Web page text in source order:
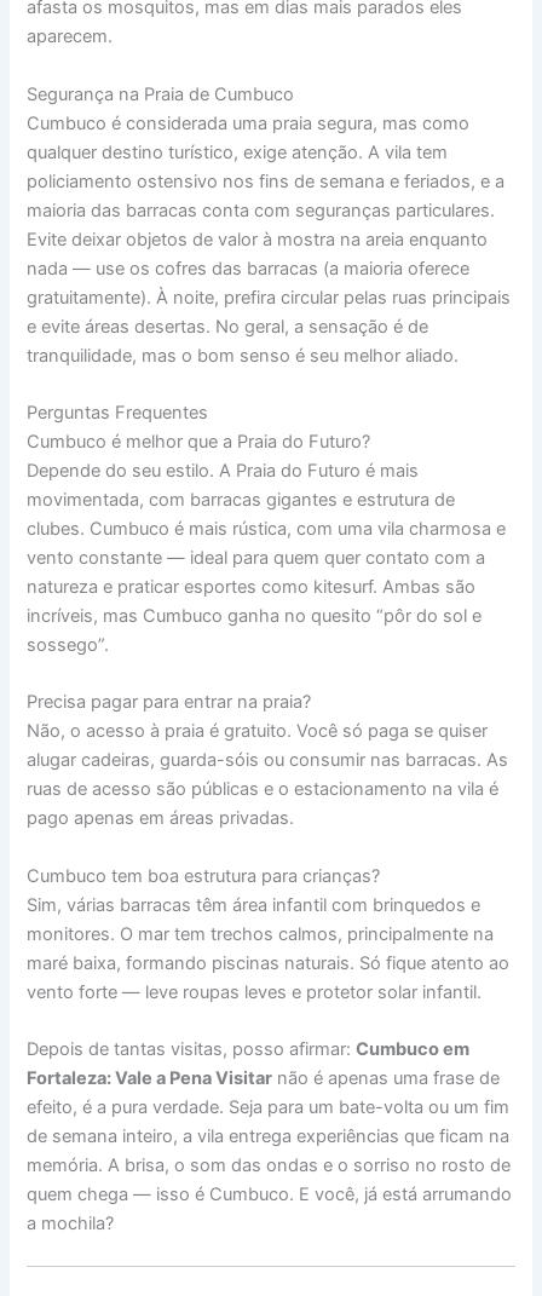
afasta os mosquitos, mas em dias mais parados eles
aparecem.
Segurança na Praia de Cumbuco
Cumbuco é considerada uma praia segura, mas como
qualquer destino turístico, exige atenção. A vila tem
policiamento ostensivo nos fins de semana e feriados, e a
maioria das barracas conta com seguranças particulares.
Evite deixar objetos de valor à mostra na areia enquanto
nada — use os cofres das barracas (a maioria oferece
gratuitamente). À noite, prefira circular pelas ruas principais
e evite áreas desertas. No geral, a sensação é de
tranquilidade, mas o bom senso é seu melhor aliado.
Perguntas Frequentes
Cumbuco é melhor que a Praia do Futuro?
Depende do seu estilo. A Praia do Futuro é mais
movimentada, com barracas gigantes e estrutura de
clubes. Cumbuco é mais rústica, com uma vila charmosa e
vento constante — ideal para quem quer contato com a
natureza e praticar esportes como kitesurf. Ambas são
incríveis, mas Cumbuco ganha no quesito “pôr do sol e
sossego”.
Precisa pagar para entrar na praia?
Não, o acesso à praia é gratuito. Você só paga se quiser
alugar cadeiras, guarda-sóis ou consumir nas barracas. As
ruas de acesso são públicas e o estacionamento na vila é
pago apenas em áreas privadas.
Cumbuco tem boa estrutura para crianças?
Sim, várias barracas têm área infantil com brinquedos e
monitores. O mar tem trechos calmos, principalmente na
maré baixa, formando piscinas naturais. Só fique atento ao
vento forte — leve roupas leves e protetor solar infantil.
Depois de tantas visitas, posso afirmar:Cumbuco em
Fortaleza: Vale a Pena Visitar não é apenas uma frase de
efeito, é a pura verdade. Seja para um bate-volta ou um fim
de semana inteiro, a vila entrega experiências que ficam na
memória. A brisa, o som das ondas e o sorriso no rosto de
quem chega — isso é Cumbuco. E você, já está arrumando
a mochila?